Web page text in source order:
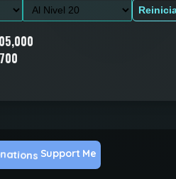
700
Support Me